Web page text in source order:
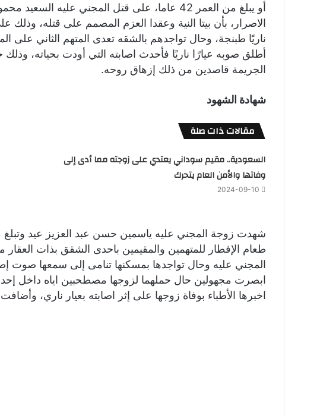
أو يبلغ من العمر 42 عاما، على قتل المجني عليه
الاصرار، بأن بيتا النية وعقدا العزم المصمم على قتله، وذلك
ناريًا طبنجة، وحال تواجدهم بالشقه تعدى المتهم الثاني على
أطلق صوبه عيارًا ناريًا فأحدث اصابته التي أودت بحياته،
الجريمة قاصدين من ذلك إزهاق روحه.
شهادة الشهود
مقالات ذات صلة
السعودية.. مقيم سوداني يعتدي على زوجته مما أدى إلى
وفاتها والأمن العام يتحرك
2024-09-10
طعام الإفطار للمتهمين والمقيمين باحدى الشقق بذات
المجني عليه وحال تواجدها بمسكنها تنامى إلى سمعها صوت
ابصرت مجهولين حال حملهما لزوجها مصطحبين اياه داخل
اخبرها الأطباء بوفاة زوجها على إثر اصابته بعيار ناري،